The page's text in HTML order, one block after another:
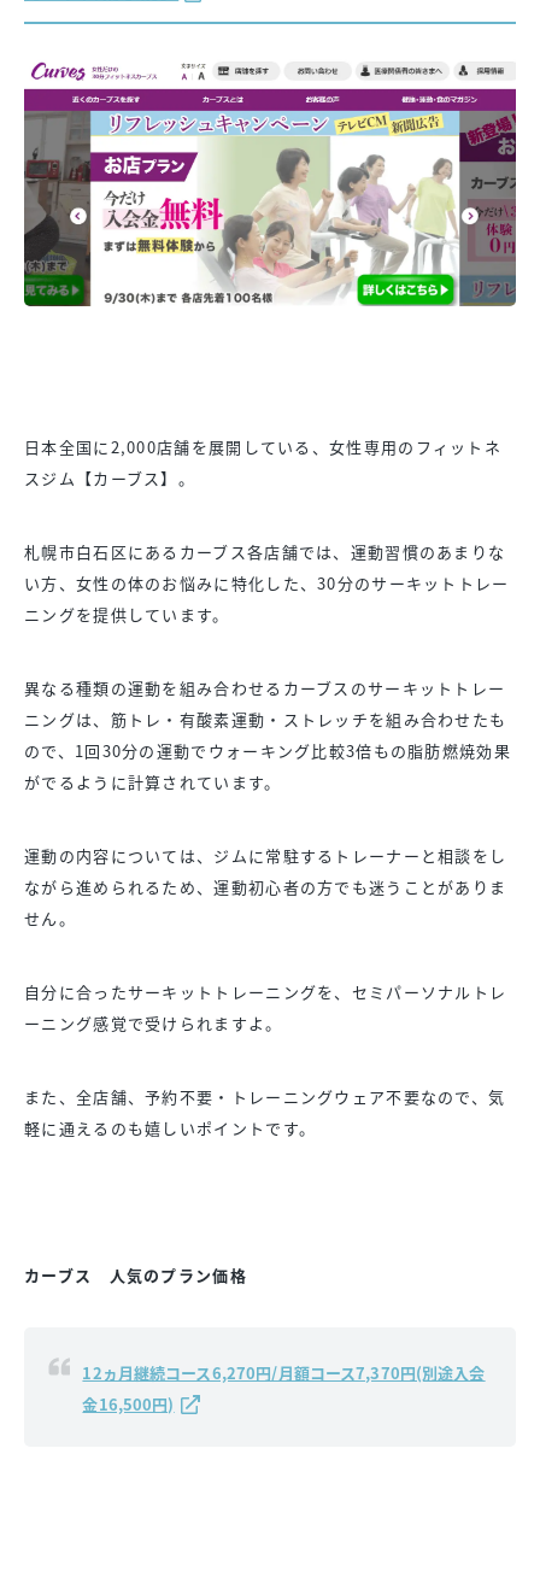
日本全国に2,000店舗を展開している、女性専用のフィットネ
スジム【カーブス】。
札幌市白石区にあるカーブス各店舗では、運動習慣のあまりな
い方、女性の体のお悩みに特化した、30分のサーキットトレー
ニングを提供しています。
異なる種類の運動を組み合わせるカーブスのサーキットトレー
ニングは、筋トレ・有酸素運動・ストレッチを組み合わせたも
ので、1回30分の運動でウォーキング比較3倍もの脂肪燃焼効果
がでるように計算されています。
運動の内容については、ジムに常駐するトレーナーと相談をし
ながら進められるため、運動初心者の方でも迷うことがありま
せん。
自分に合ったサーキットトレーニングを、セミパーソナルトレ
ーニング感覚で受けられますよ。
また、全店舗、予約不要・トレーニングウェア不要なので、気
軽に通えるのも嬉しいポイントです。
カーブス 人気のプラン価格
12ヵ月継続コース6,270円/月額コース7,370円(別途入会
金16,500円)